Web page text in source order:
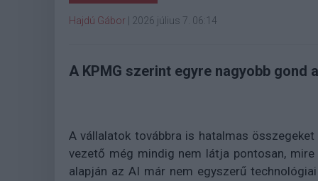
Hajdú Gábor 2026 július 7. 06:14
A KPMG szerint egyre nagyobb
A vállalatok továbbra is hatalmas
vezető még mindig nem látja pontosan,
alapján az AI már nem egyszerű